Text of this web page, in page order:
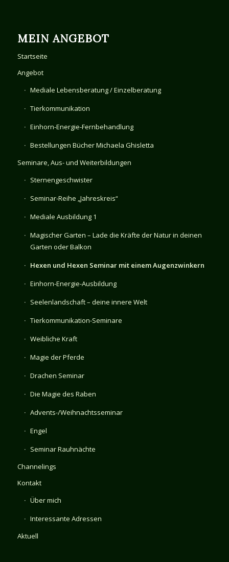
MEIN ANGEBOT
Startseite
Angebot
Mediale Lebensberatung / Einzelberatung
Tierkommunikation
Einhorn-Energie-Fernbehandlung
Bestellungen Bücher Michaela Ghisletta
Seminare, Aus- und Weiterbildungen
Sternengeschwister
Seminar-Reihe „Jahreskreis“
Mediale Ausbildung 1
Magischer Garten – Lade die Kräfte der Natur in deinen
Garten oder Balkon
Hexen und Hexen Seminar mit einem Augenzwinkern
Einhorn-Energie-Ausbildung
Seelenlandschaft – deine innere Welt
Tierkommunikation-Seminare
Weibliche Kraft
Magie der Pferde
Drachen Seminar
Die Magie des Raben
Advents-/Weihnachtsseminar
Engel
Seminar Rauhnächte
Channelings
Kontakt
Über mich
Interessante Adressen
Aktuell